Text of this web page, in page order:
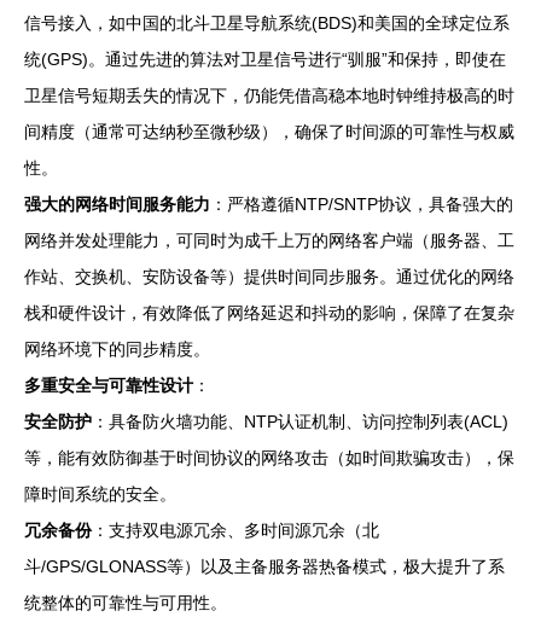
信号接入，如中国的北斗卫星导航系统(BDS)和美国的全球定位系
统(GPS)。通过先进的算法对卫星信号进行“驯服”和保持，即使在
卫星信号短期丢失的情况下，仍能凭借高稳本地时钟维持极高的时
间精度（通常可达纳秒至微秒级），确保了时间源的可靠性与权威
性。
强大的网络时间服务能力 ：严格遵循NTP/SNTP协议，具备强大的
网络并发处理能力，可同时为成千上万的网络客户端（服务器、工
作站、交换机、安防设备等）提供时间同步服务。通过优化的网络
栈和硬件设计，有效降低了网络延迟和抖动的影响，保障了在复杂
网络环境下的同步精度。
多重安全与可靠性设计 ：
安全防护 ：具备防火墙功能、NTP认证机制、访问控制列表(ACL)
等，能有效防御基于时间协议的网络攻击（如时间欺骗攻击），保
障时间系统的安全。
冗余备份：支持双电源冗余、多时间源冗余（北
斗/GPS/GLONASS等）以及主备服务器热备模式，极大提升了系
统整体的可靠性与可用性。